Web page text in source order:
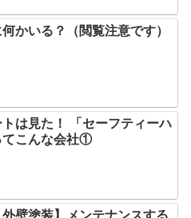
かいる？（閲覧注意です）
は見た！ 「セーフティーハ
てこんな会社①